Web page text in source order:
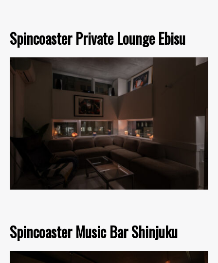
Spincoaster Private Lounge Ebisu
Spincoaster Music Bar Shinjuku